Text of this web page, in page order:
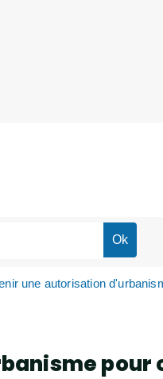
une autorisation
pour